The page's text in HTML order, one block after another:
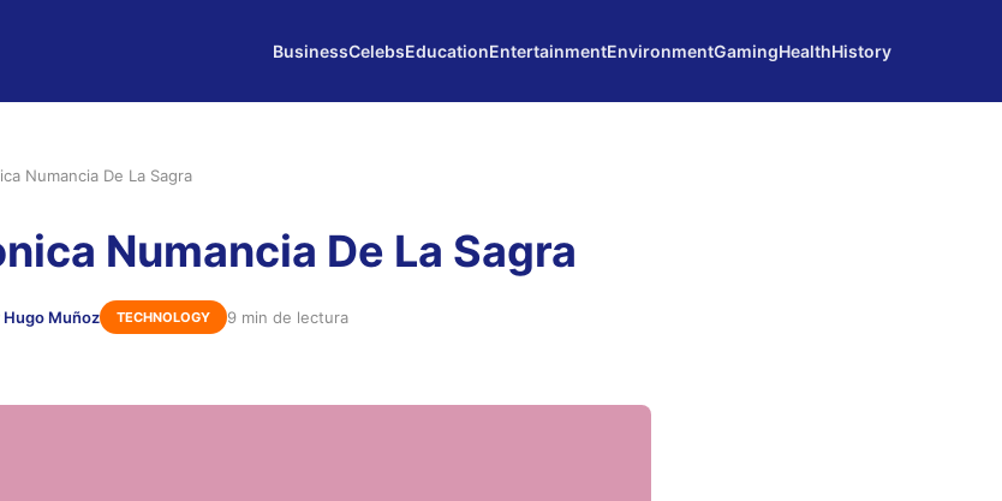
BusinessCelebsEducationEntertainmentEnvironmentGamingHealthHistory
Numancia De La Sagra
Numancia De La Sagra
Hugo Muñoz TECHNOLOGY 9 min de lectura